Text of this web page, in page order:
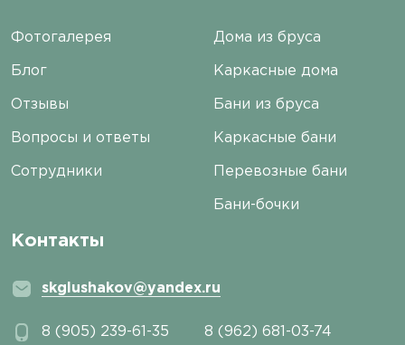
Фотогалерея
Блог
Отзывы
Вопросы и ответы
Сотрудники
Дома из бруса
Каркасные дома
Бани из бруса
Каркасные бани
Перевозные бани
Бани-бочки
Контакты
skglushakov@yandex.ru
8 (905) 239-61-35 8 (962) 681-03-74